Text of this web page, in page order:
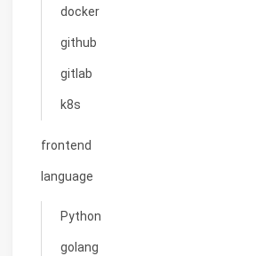
docker
github
gitlab
k8s
frontend
language
Python
golang